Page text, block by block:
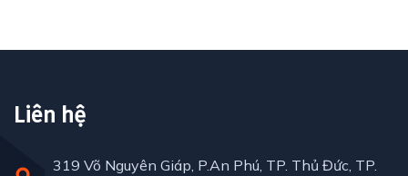
Liên hệ
319 Võ Nguyên Giáp, P.An Phú, TP. Thủ Đức, TP.